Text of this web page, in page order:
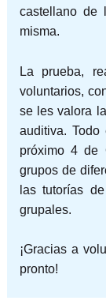
castellano de
misma.
La prueba,
voluntarios,
se les valora
auditiva.
próximo 4 de
grupos de
las tutorías
grupales.
¡Gracias a
pronto!